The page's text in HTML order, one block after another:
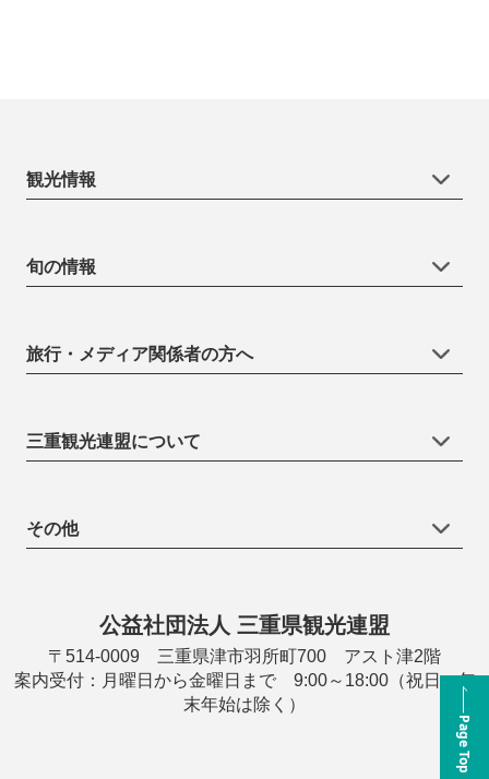
Page Top
観光情報
旬の情報
旅行・メディア関係者の方へ
三重観光連盟について
その他
公益社団法人 三重県観光連盟
〒514-0009 三重県津市羽所町700 アスト津2階
案内受付：月曜日から金曜日まで 9:00～18:00（祝日・年
末年始は除く）